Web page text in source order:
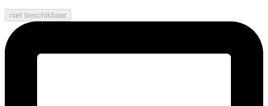
niet beschikbaar